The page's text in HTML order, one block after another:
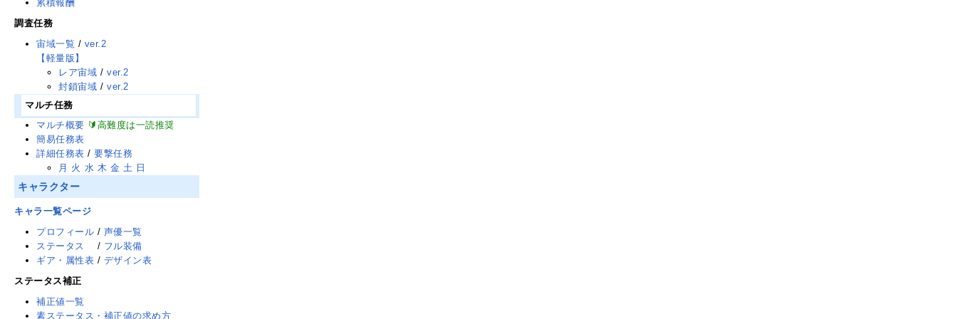
累積報酬
調査任務
宙域一覧 / ver.2
【軽量版】
レア宙域 /ver.2
封鎖宙域 /ver.2
マルチ任務
マルチ概要 🔰高難度は一読推奨
簡易任務表
詳細任務表 /要撃任務
月 火 水 木 金 土 日
キャラクター
キャラ一覧ページ
プロフィール / 声優一覧
ステータス
/ フル装備
ギア・属性表 / デザイン表
ステータス補正
補正値一覧
素ステータス・補正値の求め方